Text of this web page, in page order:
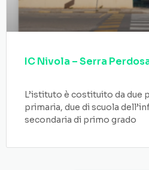
IC Nivola – Serra
L’istituto è costituito da due
primaria, due di scuola
secondaria di primo grado